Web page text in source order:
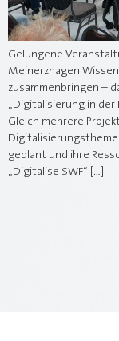
Gelungene
Meinerzhagen
zusammenbringen –
„Digitalisierung in der
Gleich mehrere
geplant und ihre
„Digitalise SWF“ […]